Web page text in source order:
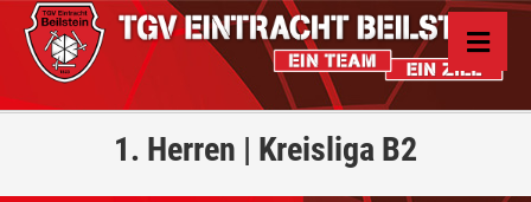
1. Herren | Kreisliga B2